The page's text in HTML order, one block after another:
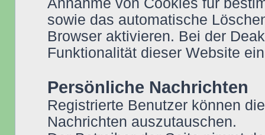
Annahme von Cookies für
sowie das automatische
Browser aktivieren. Bei der
Funktionalität dieser Website
Persönliche Nachrichten
Registrierte Benutzer können
Nachrichten auszutauschen.